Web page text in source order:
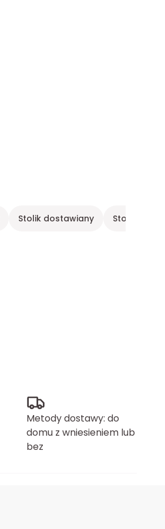
Stolik dostawiany Stolik
Metody dostawy: do
domu z wniesieniem lub
bez